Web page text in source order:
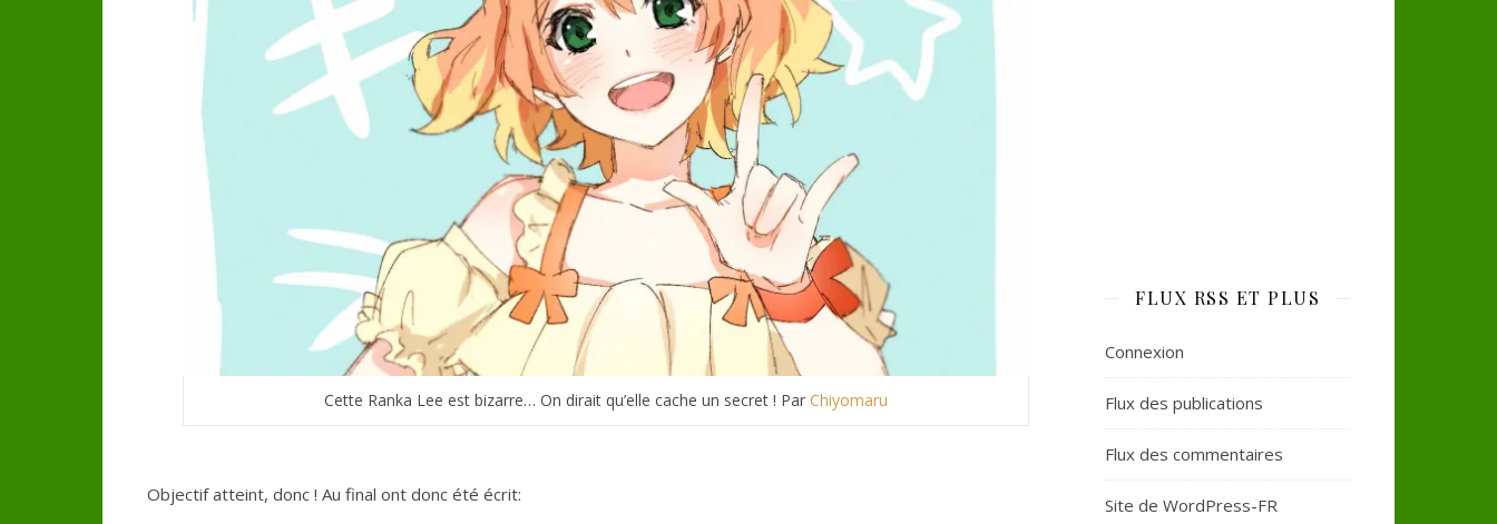
Cette Ranka Lee est bizarre… On dirait qu’elle cache un secret ! Par Chiyomaru
Objectif atteint, donc ! Au final ont donc été écrit:
FLUX RSS ET PLUS
Connexion
Flux des publications
Flux des commentaires
Site de WordPress-FR